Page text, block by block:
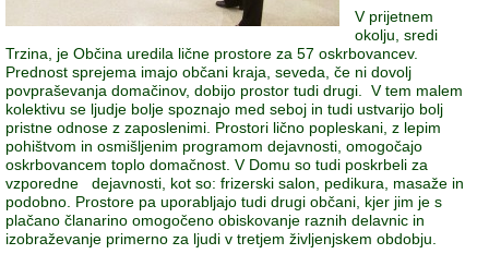
V prijetnem
okolju, sredi
Trzina, je Občina uredila lične prostore za 57 oskrbovancev.
Prednost sprejema imajo občani kraja, seveda, če ni dovolj
povpraševanja domačinov, dobijo prostor tudi drugi. V tem malem
kolektivu se ljudje bolje spoznajo med seboj in tudi ustvarijo bolj
pristne odnose z zaposlenimi. Prostori lično popleskani, z lepim
pohištvom in osmišljenim programom dejavnosti, omogočajo
oskrbovancem toplo domačnost. V Domu so tudi poskrbeli za
vzporedne dejavnosti, kot so: frizerski salon, pedikura, masaže in
podobno. Prostore pa uporabljajo tudi drugi občani, kjer jim je s
plačano članarino omogočeno obiskovanje raznih delavnic in
izobraževanje primerno za ljudi v tretjem življenjskem obdobju.